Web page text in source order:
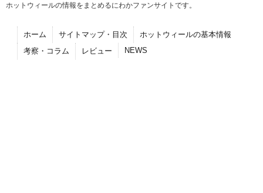
ホットウィールの情報をまとめるにわかファンサイトです。
ホーム サイトマップ・目次
ホットウィールの基本情報
考察・コラム
レビュー NEWS